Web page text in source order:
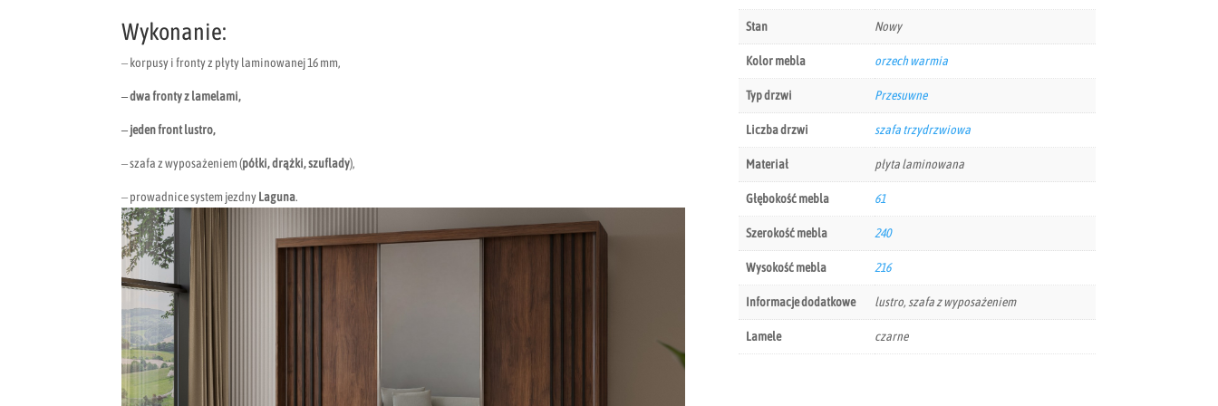
Wykonanie:
– korpusy i fronty z płyty laminowanej 16 mm,
– dwa fronty z lamelami,
– jeden front lustro,
– szafa z wyposażeniem (półki, drążki, szuflady),
– prowadnice system jezdnyLaguna.
Stan Nowy
Kolor mebla orzech warmia
Typ drzwi Przesuwne
Liczba drzwi szafa trzydrzwiowa
Materiał płyta laminowana
Głębokość mebla 61
Szerokość mebla 240
Wysokość mebla 216
Informacje dodatkowe lustro, szafa z wyposażeniem
Lamele czarne